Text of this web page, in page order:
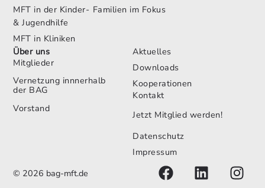
MFT in der Kinder-
& Jugendhilfe
MFT in Kliniken
Familien im Fokus
Über uns
Mitglieder
Vernetzung innnerhalb
der BAG
Vorstand
Aktuelles
Downloads
Kooperationen
Kontakt
Jetzt Mitglied werden!
Datenschutz
Impressum
© 2026 bag-mft.de